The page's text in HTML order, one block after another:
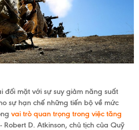
đối mặt với sự suy giảm năng suất
sự hạn chế những tiến bộ về mức
vai trò quan trọng trong việc tăng
- Robert D. Atkinson, chủ tịch của Quỹ